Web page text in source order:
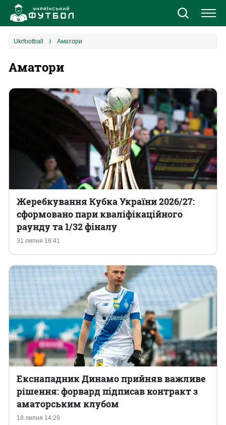
Єврокубки
УПЛ
1 ліга
2 ліга
Різне
Букмекери
ukrfootball Аматори
Аматори
31 липня 16:41
Жеребкування Кубка України 2026/27:
сформовано пари кваліфікаційного
раунду та 1/32 фіналу
18 липня 14:29
Екснападник Динамо прийняв важливе
рішення: форвард підписав контракт з
аматорським клубом